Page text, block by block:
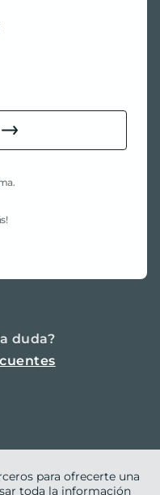
duda?
para ofrecerte una
toda la información